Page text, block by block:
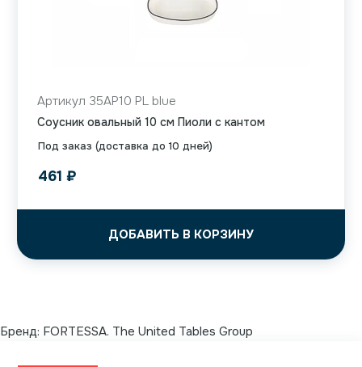
Под заказ (доставка до 10 дней)
Артикул 35AP10 PL blue
Соусник овальный 10 см Пиоли с кантом
461 ₽
ДОБАВИТЬ В КОРЗИНУ
Бренд: FORTESSA. The United Tables Group